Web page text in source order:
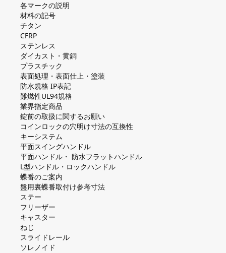
各マークの説明
材料の記号
チタン
CFRP
ステンレス
ダイカスト・⻩銅
プラスチック
表面処理・表面仕上・塗装
防⽔規格 IP表記
難燃性UL94規格
業界指定商品
錠前の取扱に関するお願い
コインロックの⽳明け⼨法の互換性
キーシステム
平⾯スイングハンドル
平⾯ハンドル・ 防⽔フラットハンドル
L型ハンドル・ロックハンドル
蝶番のご案内
盤⽤裏蝶番取付け参考⼨法
ステー
フリーザー
キャスター
ねじ
スライドレール
ソレノイド